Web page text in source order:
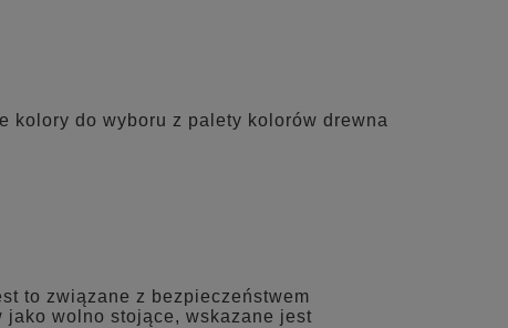
kolory do wyboru z palety kolorów drewna
to związane z bezpieczeństwem
jako wolno stojące, wskazane jest